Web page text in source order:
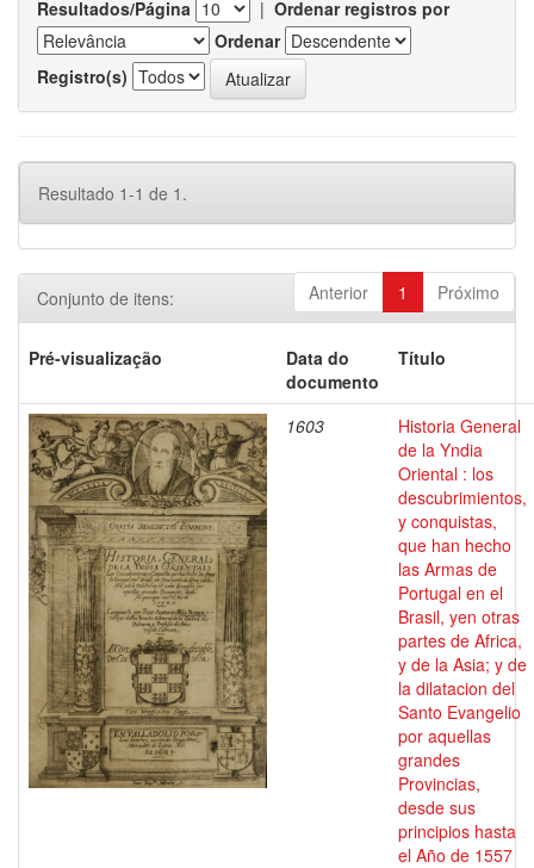
Resultados/Página | Ordenar registros por
Ordenar
Registro(s)
Resultado 1-1 de 1.
Anterior 1 Próximo
Conjunto de itens:
Pré-visualização
Data do
documento
Título
1603
Historia General
de la Yndia
Oriental : los
descubrimientos,
y conquistas,
que han hecho
las Armas de
Portugal en el
Brasil, yen otras
partes de Africa,
y de la Asia; y de
la dilatacion del
Santo Evangelio
por aquellas
grandes
Provincias,
desde sus
principios hasta
el Año de 1557